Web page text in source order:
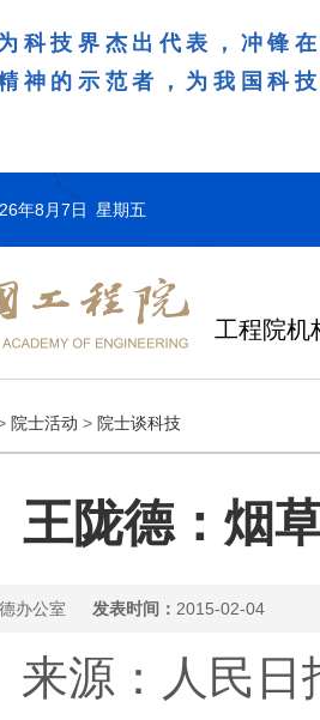
科技界杰出代表，冲锋
神的示范者，为我国科
年8月7日 星期五
工程院机
院士活动 > 院士谈科技
王陇德：烟
德办公室 发表时间： 2015-02-04
来源：人民日